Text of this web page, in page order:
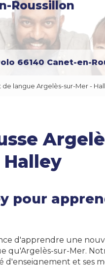
Italien
Russe
Catalan
Portugais
Chinois
Polonais
Roumain
Philippin
Roussillon
66140 Canet-en-
de langue Argelès-sur-Mer -
Halley
pour
d'apprendre une
qu'Argelès-sur-Mer.
d'enseignement et ses